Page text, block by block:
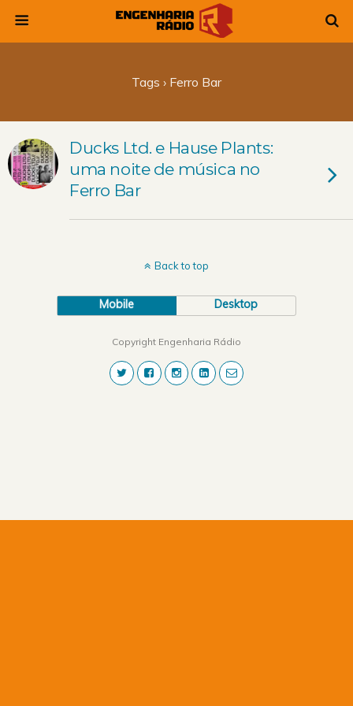
Tags › Ferro Bar
Ducks Ltd. e Hause Plants:
uma noite de música no
Ferro Bar
Back to top
Mobile Desktop
Copyright Engenharia Rádio